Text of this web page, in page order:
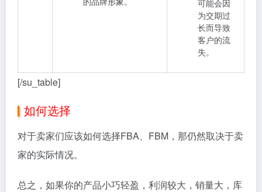
可能会因
为交期过
长而导致
客户的流
失。
[/su_table]
如何选择
对于卖家们应该如何选择FBA、 FBM ，那仍然取决于卖
家的实际情况。
总之，如果你的产品小巧轻盈，利润较大，销量大，库